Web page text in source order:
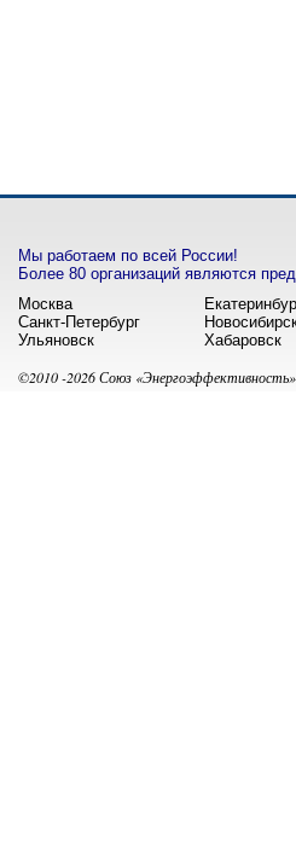
Мы работаем по всей России!
Более 80 организаций являются
Москва
Санкт-Петербург
Ульяновск
Хабаровск
©2010 -2026 Союз